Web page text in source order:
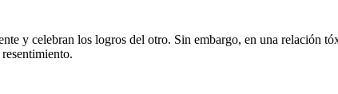
y celebran los logros del otro. Sin embargo, en una relación